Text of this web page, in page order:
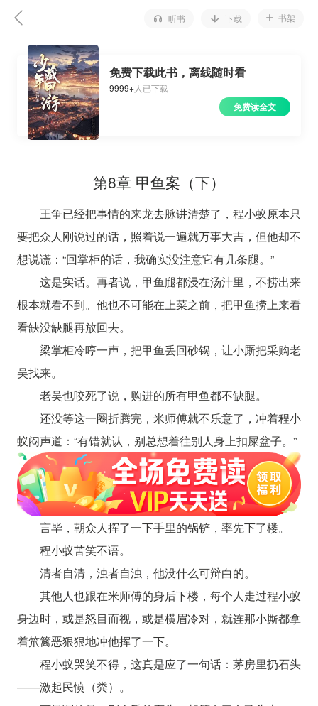
听书 下载 书架
免费下载此书，离线随时看
9999+人已下载
免费读全文
第8章 甲鱼案（下）
王争已经把事情的来龙去脉讲清楚了，程小蚁原本只
要把众人刚说过的话，照着说一遍就万事大吉，但他却不
想说谎：“回掌柜的话，我确实没注意它有几条腿。”
这是实话。再者说，甲鱼腿都浸在汤汁里，不捞出来
根本就看不到。他也不可能在上菜之前，把甲鱼捞上来看
看缺没缺腿再放回去。
梁掌柜冷哼一声，把甲鱼丢回砂锅，让小厮把采购老
吴找来。
老吴也咬死了说，购进的所有甲鱼都不缺腿。
还没等这一圈折腾完，米师傅就不乐意了，冲着程小
蚁闷声道：“有错就认，别总想着往别人身上扣屎盆子。”
言毕，朝众人挥了一下手里的锅铲，率先下了楼。
程小蚁苦笑不语。
清者自清，浊者自浊，他没什么可辩白的。
其他人也跟在米师傅的身后下楼，每个人走过程小蚁
身边时，或是怒目而视，或是横眉冷对，就连那小厮都拿
着笊篱恶狠狠地冲他挥了一下。
程小蚁哭笑不得，这真是应了一句话：茅房里扔石头
——激起民愤（粪）。